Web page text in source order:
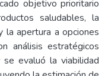
objetivo prioritario
saludables, la
la apertura a opciones
análisis estratégicos
evaluó la viabilidad